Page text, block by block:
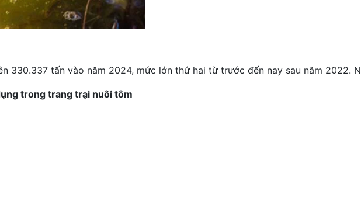
330.337 tấn vào năm 2024, mức lớn thứ hai từ trước đến nay sau năm
trong trang trại nuôi tôm